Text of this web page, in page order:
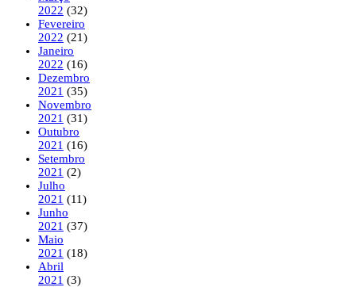
2022 (32)
Fevereiro
2022 (21)
Janeiro
2022 (16)
Dezembro
2021 (35)
Novembro
2021 (31)
Outubro
2021 (16)
Setembro
2021 (2)
Julho
2021 (11)
Junho
2021 (37)
Maio
2021 (18)
Abril
2021 (3)